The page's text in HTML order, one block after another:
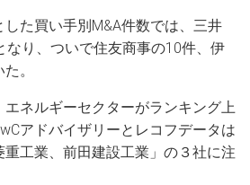
た買い手別M&A件数では、三井
なり、ついで住友商事の10件、伊
。
ネルギーセクターがランキング上
アドバイザリーとレコフデータは
重工業、前田建設工業」の３社に注